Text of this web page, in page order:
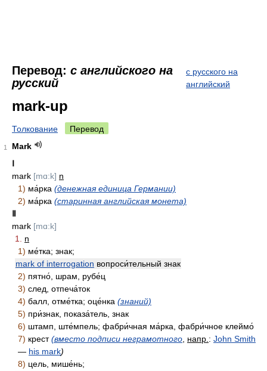
Перевод: с английского на
русский
с русского на
английский
mark-up
Толкование Перевод
1
Mark
Ⅰ
mark [mɑ:k] n
1) ма́рка (денежная единица Германии)
2) ма́рка (старинная английская монета)
Ⅱ
mark [mɑ:k]
1.
n
1) ме́тка; знак;
mark of interrogation вопроси́тельный знак
2) пятно́, шрам, рубе́ц
3) след, отпеча́ток
4) балл, отме́тка; оце́нка (знаний)
5) при́знак, показа́тель, знак
6) штамп, ште́мпель; фабри́чная ма́рка, фабри́чное клеймо́
7) крест(вместо подписи неграмотного напр. : John Smith
— his mark)
8) цель, мише́нь;